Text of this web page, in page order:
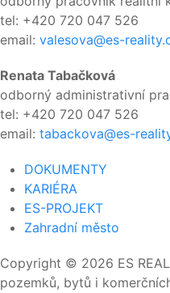
tel: +420 720 047 526
email: valesova@es-
Renata Tabačková
odborný administrativní
tel: +420 720 047 526
email: tabackova@es-
DOKUMENTY
KARIÉRA
ES-PROJEKT
Zahradní město
Copyright © 2026 ES
pozemků, bytů i